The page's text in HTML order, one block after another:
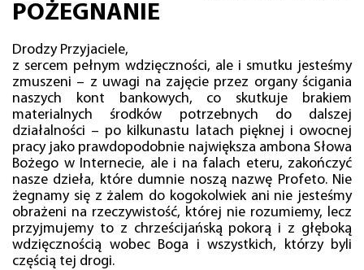
POŻEGNANIE
Drodzy Przyjaciele,
z sercem pełnym wdzięczności, ale i smutku jesteśmy
zmuszeni – z uwagi na zajęcie przez organy ścigania
naszych kont bankowych, co skutkuje brakiem
materialnych środków potrzebnych do dalszej
działalności – po kilkunastu latach pięknej i owocnej
pracy jako prawdopodobnie największa ambona Słowa
Bożego w Internecie, ale i na falach eteru, zakończyć
nasze dzieła, które dumnie noszą nazwę Profeto. Nie
żegnamy się z żalem do kogokolwiek ani nie jesteśmy
obrażeni na rzeczywistość, której nie rozumiemy, lecz
przyjmujemy to z chrześcijańską pokorą i z głęboką
wdzięcznością wobec Boga i wszystkich, którzy byli
częścią tej drogi.